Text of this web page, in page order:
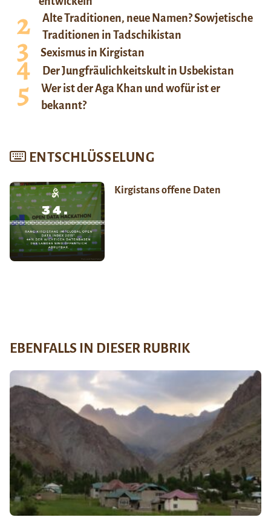
Alte Traditionen, neue Namen? Sowjetische
Traditionen in Tadschikistan
Sexismus in Kirgistan
Der Jungfräulichkeitskult in Usbekistan
Wer ist der Aga Khan und wofür ist er
bekannt?
ENTSCHLÜSSELUNG
Kirgistans offene Daten
EBENFALLS IN DIESER RUBRIK